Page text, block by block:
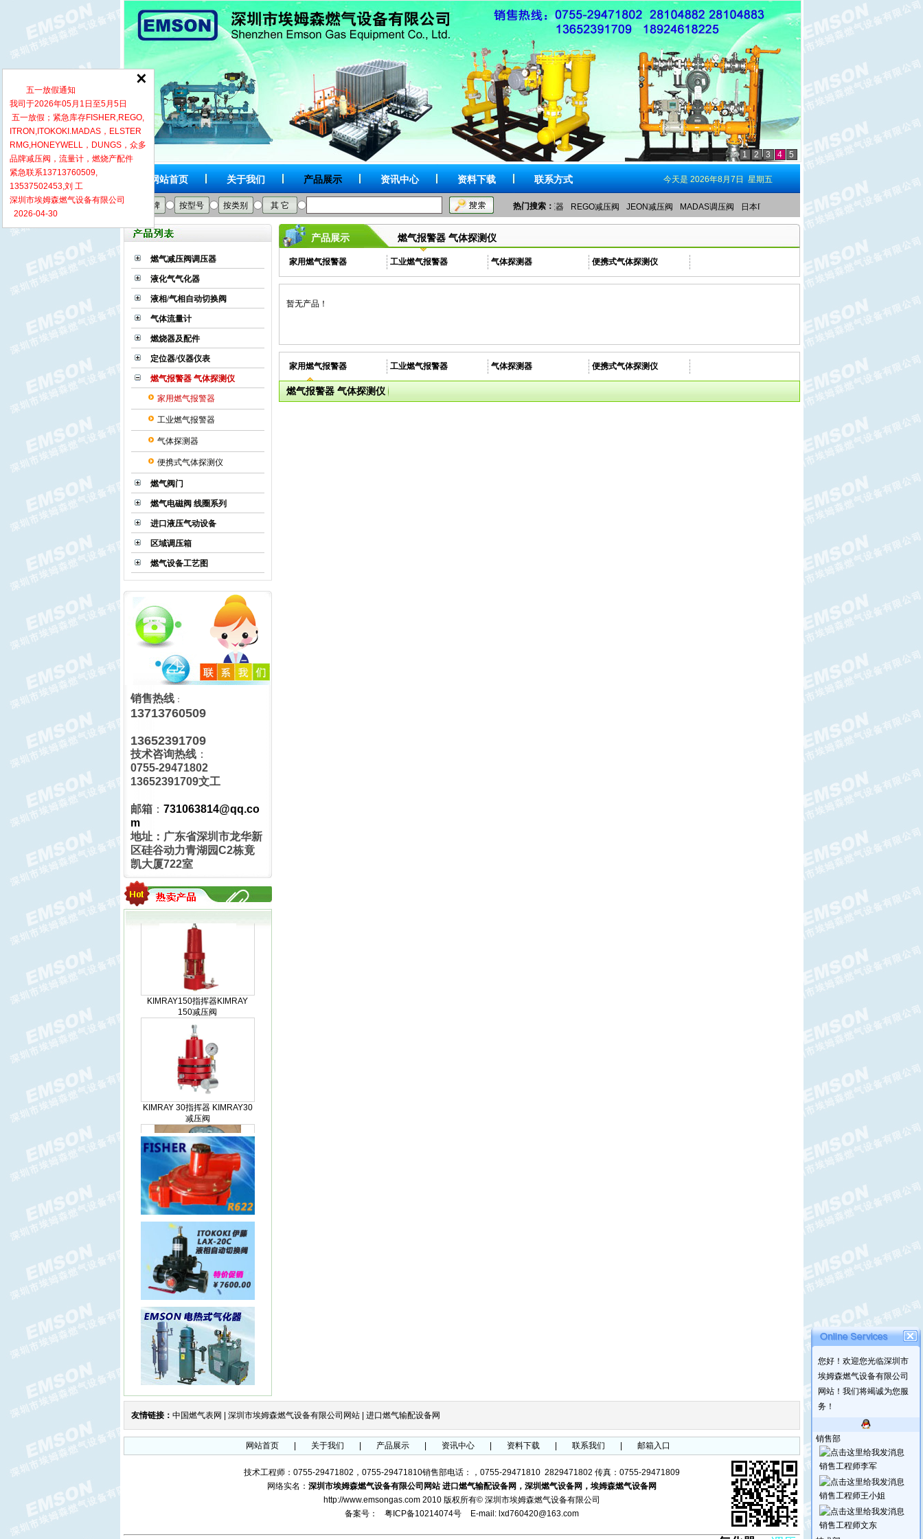
1 2 3 4 5
网站首页 关于我们 产品展示 资讯中心 资料下载 联系方式 今天是 2026年8月7日 星期五
按品牌 按型号 按类别 其 它 热门搜索：
FISHER减压阀 AMCO调压器 REGO减压阀 JEON减压阀 MADAS调压阀 日本ITOKOKI调压器 液相自动切换阀
燃气减压阀调压器
液化气气化器
液相/气相自动切换阀
气体流量计
燃烧器及配件
定位器/仪器仪表
燃气报警器 气体探测仪
家用燃气报警器
工业燃气报警器
气体探测器
便携式气体探测仪
燃气阀门
燃气电磁阀 线圈系列
进口液压气动设备
区域调压箱
燃气设备工艺图
销售热线：
13713760509
13652391709
技术咨询热线：
0755-29471802
13652391709文工
邮箱： 731063814@qq.co
m
地址：广东省深圳市龙华新
区硅谷动力青湖园C2栋竟
凯大厦722室
LS系列气体减压阀
R100UD真空调压器
MEDENUS R100气体减压阀
RMG402减压阀 HON402调压
HON201减压阀 RMG201调压
阀
HON200减压阀RGM200减压
KIMRAY150指挥器KIMRAY
150减压阀
KIMRAY 30指挥器 KIMRAY30
减压阀
FLUXI2000/TZ涡轮流量计
ITRON流量计ITRON燃气表
产品展示 燃气报警器 气体探测仪
家用燃气报警器 工业燃气报警器 气体探测器 便携式气体探测仪
暂无产品！
家用燃气报警器 工业燃气报警器 气体探测器 便携式气体探测仪
燃气报警器 气体探测仪
友情链接： 中国燃气表网 深圳市埃姆森燃气设备有限公司网站| 进口燃气输配设备网
网站首页 关于我们 产品展示 资讯中心 资料下载 联系我们 邮箱入口
技术工程师：0755-29471802，0755-29471810销售部电话：，0755-29471810 2829471802 传真：0755-29471809
网络实名： 深圳市埃姆森燃气设备有限公司网站 进口燃气输配设备网， 深圳燃气设备网 ， 埃姆森燃气设备网
http://www.emsongas.com 2010 版权所有© 深圳市埃姆森燃气设备有限公司
备案号：
粤ICP备10214074号 E-mail: lxd760420@163.com
您好！欢迎您光临深圳市
埃姆森燃气设备有限公司
网站！我们将竭诚为您服
务！
销售部
销售工程师李军
销售工程师王小姐
销售工程师文东
五一放假通知
我司于2026年05月1日至5月5日
五一放假；紧急库存FISHER,REGO,
ITRON,ITOKOKI.MADAS，ELSTER
RMG,HONEYWELL，DUNGS，众多
品牌减压阀，流量计，燃烧产配件
紧急联系13713760509,
13537502453,刘 工
深圳市埃姆森燃气设备有限公司
2026-04-30